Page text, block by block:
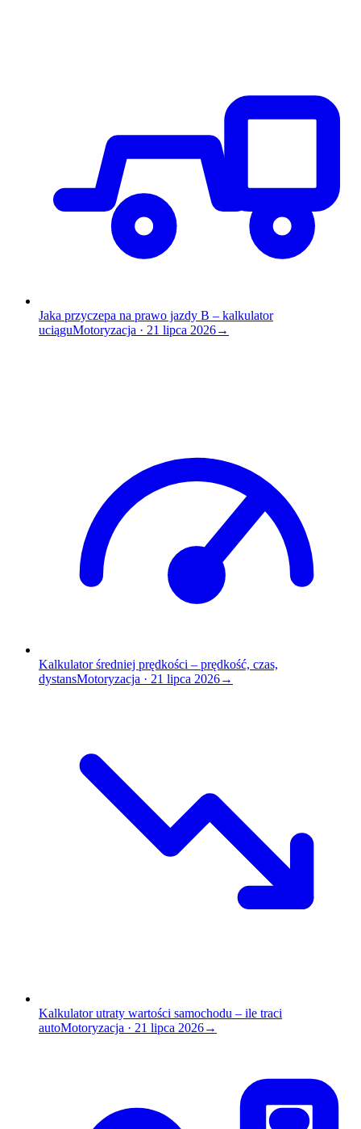
Jaka przyczepa na prawo jazdy B – kalkulator
uciąguMotoryzacja · 21 lipca 2026→
Kalkulator średniej prędkości – prędkość, czas,
dystansMotoryzacja · 21 lipca 2026→
Kalkulator utraty wartości samochodu – ile traci
autoMotoryzacja · 21 lipca 2026→